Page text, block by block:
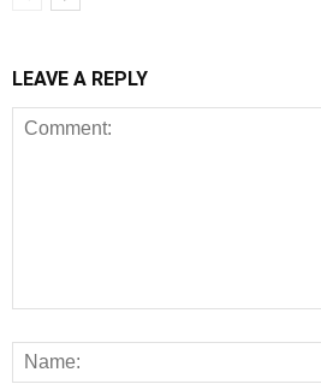
LEAVE A REPLY